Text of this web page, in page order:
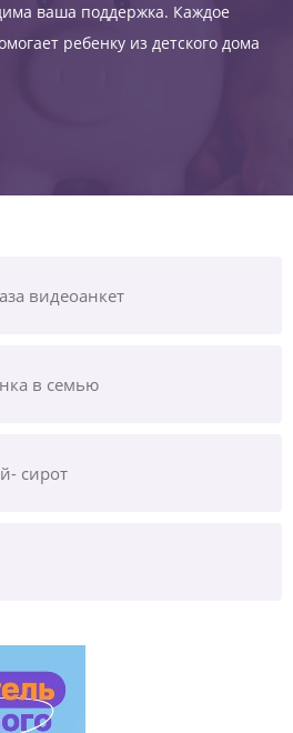
ваша поддержка. Каждое
ребенку из детского дома
видеоанкет
в семью
сирот